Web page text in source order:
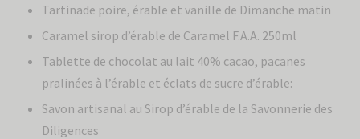
Tartinade poire, érable et vanille de Dimanche matin
Caramel sirop d’érable de Caramel F.A.A. 250ml
Tablette de chocolat au lait 40% cacao, pacanes
pralinées à l’érable et éclats de sucre d’érable:
Savon artisanal au Sirop d’érable de la Savonnerie des
Diligences